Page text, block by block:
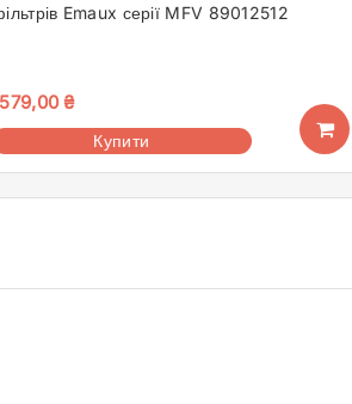
Emaux серії MFV 89012512
₴
Купити